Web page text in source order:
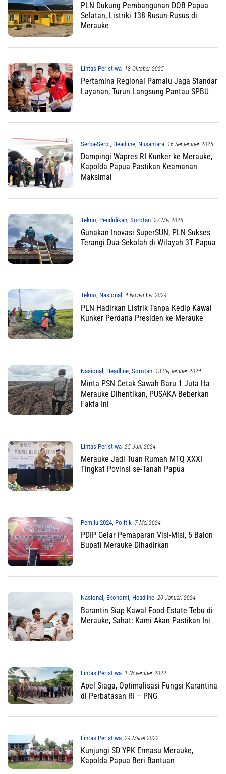
PLN Dukung Pembangunan DOB Papua
Selatan, Listriki 138 Rusun-Rusus di
Merauke
Lintas Peristiwa 18 Oktober 2025
Pertamina Regional Pamalu Jaga Standar
Layanan, Turun Langsung Pantau SPBU
Serba-Serbi, Headline, Nusantara 16 September 2025
Dampingi Wapres RI Kunker ke Merauke,
Kapolda Papua Pastikan Keamanan
Maksimal
Tekno Pendidikan, Sorotan 27 Mei 2025
Gunakan Inovasi SuperSUN, PLN Sukses
Terangi Dua Sekolah di Wilayah 3T Papua
Tekno, Nasional 4 November 2024
PLN Hadirkan Listrik Tanpa Kedip Kawal
Kunker Perdana Presiden ke Merauke
Nasional Headline, Sorotan 13 September 2024
Minta PSN Cetak Sawah Baru 1 Juta Ha
Merauke Dihentikan, PUSAKA Beberkan
Fakta Ini
Lintas Peristiwa 25 Juni 2024
Merauke Jadi Tuan Rumah MTQ XXXI
Tingkat Povinsi se-Tanah Papua
Pemilu 2024, Politik 7 Mei 2024
PDIP Gelar Pemaparan Visi-Misi, 5 Balon
Bupati Merauke Dihadirkan
Nasional , Ekonomi, Headline 20 Januari 2024
Barantin Siap Kawal Food Estate Tebu di
Merauke, Sahat: Kami Akan Pastikan Ini
Lintas Peristiwa 1 November 2022
Apel Siaga, Optimalisasi Fungsi Karantina
di Perbatasan RI – PNG
Lintas Peristiwa 24 Maret 2022
Kunjungi SD YPK Ermasu Merauke,
Kapolda Papua Beri Bantuan